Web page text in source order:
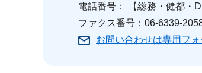
電話番号： 【総務・健都・
ファクス番号：06-6339-
お問い合わせは専用フォ